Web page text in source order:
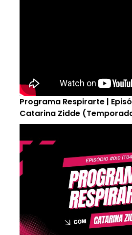
Programa Respirarte |
Catarina Zidde